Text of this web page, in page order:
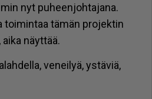
nyt pu­heen­joh­ta­ja­na.
toi­min­taa tä­män pro­jek­tin
näyt­tää.
ve­nei­lyä, ys­tä­viä,